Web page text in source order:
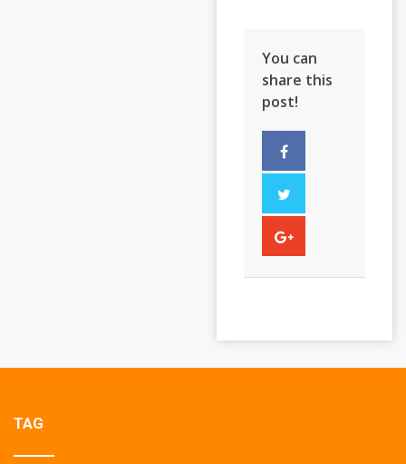
You can
share this
post!
TAG